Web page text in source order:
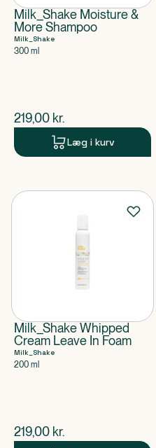
Milk_Shake Moisture &
More Shampoo
Milk_Shake
300 ml
$nuværende pris
219,00 kr.
Læg i kurv
Milk_Shake Whipped
Cream Leave In Foam
Milk_Shake
200 ml
$nuværende pris
219,00 kr.